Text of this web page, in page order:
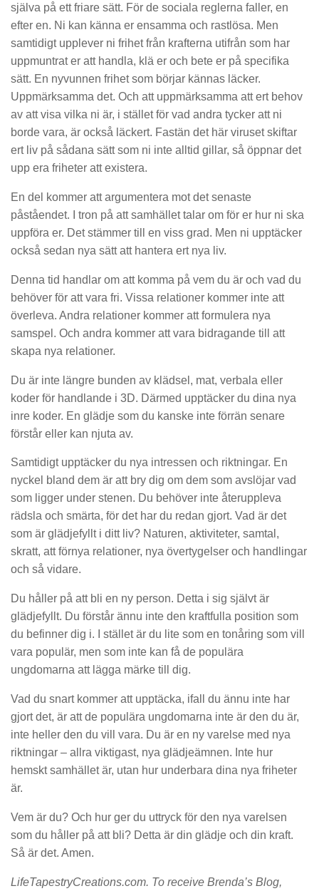
själva på ett friare sätt. För de sociala reglerna faller, en
efter en. Ni kan känna er ensamma och rastlösa. Men
samtidigt upplever ni frihet från krafterna utifrån som har
uppmuntrat er att handla, klä er och bete er på specifika
sätt. En nyvunnen frihet som börjar kännas läcker.
Uppmärksamma det. Och att uppmärksamma att ert behov
av att visa vilka ni är, i stället för vad andra tycker att ni
borde vara, är också läckert. Fastän det här viruset skiftar
ert liv på sådana sätt som ni inte alltid gillar, så öppnar det
upp era friheter att existera.
En del kommer att argumentera mot det senaste
påståendet. I tron på att samhället talar om för er hur ni ska
uppföra er. Det stämmer till en viss grad. Men ni upptäcker
också sedan nya sätt att hantera ert nya liv.
Denna tid handlar om att komma på vem du är och vad du
behöver för att vara fri. Vissa relationer kommer inte att
överleva. Andra relationer kommer att formulera nya
samspel. Och andra kommer att vara bidragande till att
skapa nya relationer.
Du är inte längre bunden av klädsel, mat, verbala eller
koder för handlande i 3D. Därmed upptäcker du dina nya
inre koder. En glädje som du kanske inte förrän senare
förstår eller kan njuta av.
Samtidigt upptäcker du nya intressen och riktningar. En
nyckel bland dem är att bry dig om dem som avslöjar vad
som ligger under stenen. Du behöver inte återuppleva
rädsla och smärta, för det har du redan gjort. Vad är det
som är glädjefyllt i ditt liv? Naturen, aktiviteter, samtal,
skratt, att förnya relationer, nya övertygelser och handlingar
och så vidare.
Du håller på att bli en ny person. Detta i sig självt är
glädjefyllt. Du förstår ännu inte den kraftfulla position som
du befinner dig i. I stället är du lite som en tonåring som vill
vara populär, men som inte kan få de populära
ungdomarna att lägga märke till dig.
Vad du snart kommer att upptäcka, ifall du ännu inte har
gjort det, är att de populära ungdomarna inte är den du är,
inte heller den du vill vara. Du är en ny varelse med nya
riktningar – allra viktigast, nya glädjeämnen. Inte hur
hemskt samhället är, utan hur underbara dina nya friheter
är.
Vem är du? Och hur ger du uttryck för den nya varelsen
som du håller på att bli? Detta är din glädje och din kraft.
Så är det. Amen.
LifeTapestryCreations.com. To receive Brenda’s Blog,